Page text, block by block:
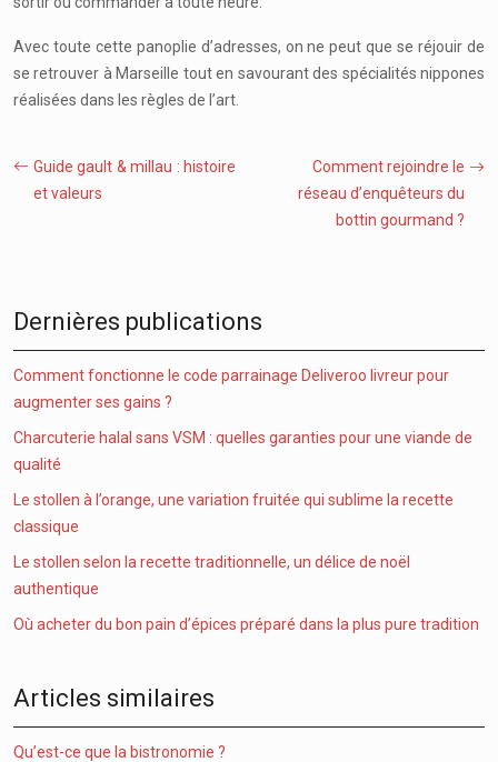
Avec toute cette panoplie d’adresses, on ne peut que se réjouir de
se retrouver à Marseille tout en savourant des spécialités nippones
réalisées dans les règles de l’art.
Guide gault & millau : histoire
et valeurs
Comment rejoindre le
réseau d’enquêteurs du
bottin gourmand ?
Dernières publications
Comment fonctionne le code parrainage Deliveroo livreur pour
augmenter ses gains ?
Charcuterie halal sans VSM : quelles garanties pour une viande de
qualité
Le stollen à l’orange, une variation fruitée qui sublime la recette
classique
Le stollen selon la recette traditionnelle, un délice de noël
authentique
Où acheter du bon pain d’épices préparé dans la plus pure tradition
Articles similaires
Qu’est-ce que la bistronomie ?